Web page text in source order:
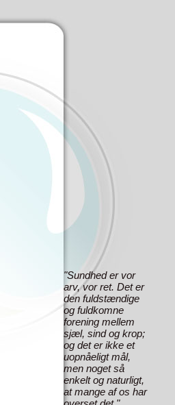
"Sundhed er vor
arv, vor ret. Det er
den fuldstændige
og fuldkomne
forening mellem
sjæl, sind og krop;
og det er ikke et
uopnåeligt mål,
men noget så
enkelt og naturligt,
at mange af os har